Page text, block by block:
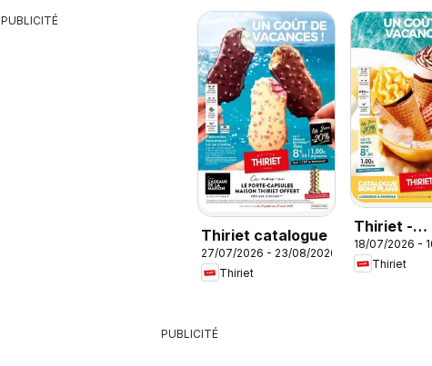
PUBLICITÉ
Thiriet catalogue
27/07/2026 - 23/08/2026
Thiriet
Thiriet -
Catalogue
Livraison
18/07/2026 -
Thiriet
PUBLICITÉ